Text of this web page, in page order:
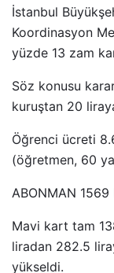
İstanbul
Koordinasyon
yüzde 13 zam
Söz konusu
kuruştan 20
Öğrenci ücreti
(öğretmen, 60
ABONMAN 1569
Mavi kart tam
liradan 282.5
yükseldi.